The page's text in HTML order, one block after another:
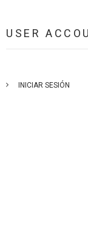
USER
INICIAR SESIÓN